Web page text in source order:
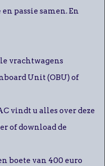
passie samen. En
vrachtwagens
Unit (OBU) of
vindt u alles over deze
of download de
boete van 400 euro